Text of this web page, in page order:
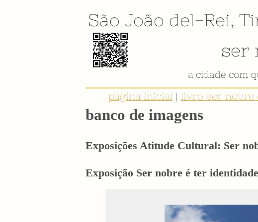
São João del-Rei,
ser
a cidade com
página inicial | livro ser nobre
banco de imagens
Exposições Atitude Cultural: Ser
Exposição Ser nobre é ter